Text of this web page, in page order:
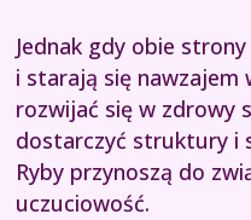
Jednak gdy obie
i starają się nawzajem
rozwijać się w zdrowy
dostarczyć struktury i
Ryby przynoszą do
uczuciowość.